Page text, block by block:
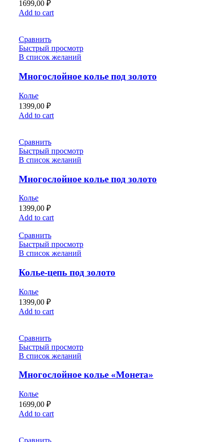
1699,00 ₽
Add to cart
Сравнить
Быстрый просмотр
В список желаний
Многослойное колье под золото
Колье
1399,00 ₽
Add to cart
Сравнить
Быстрый просмотр
В список желаний
Многослойное колье под золото
Колье
1399,00 ₽
Add to cart
Сравнить
Быстрый просмотр
В список желаний
Колье-цепь под золото
Колье
1399,00 ₽
Add to cart
Сравнить
Быстрый просмотр
В список желаний
Многослойное колье «Монета»
Колье
1699,00 ₽
Add to cart